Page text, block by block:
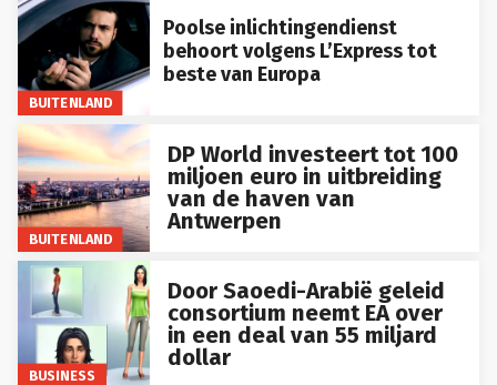
BUITENLAND
Poolse inlichtingendienst
behoort volgens L’Express tot
beste van Europa
BUITENLAND
DP World investeert tot 100
miljoen euro in uitbreiding
van de haven van
Antwerpen
BUSINESS
Door Saoedi-Arabië geleid
consortium neemt EA over
in een deal van 55 miljard
dollar